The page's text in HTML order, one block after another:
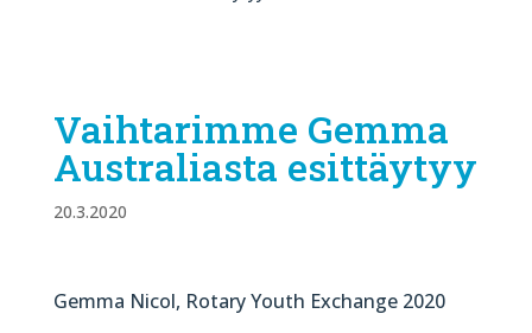
Vaihtarimme Gemma
Australiasta esittäytyy
20.3.2020
Gemma Nicol, Rotary Youth Exchange 2020